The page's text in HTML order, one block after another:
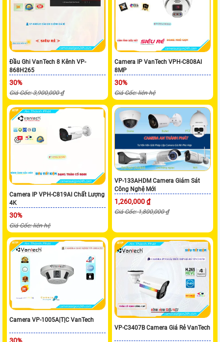
Đầu Ghi VanTech 8 Kênh VP-
868H265
30%
Giá Gốc: 3,900,000 ₫
Camera IP VanTech VPH-C808AI
8MP
30%
Giá Gốc: liên hệ
Camera IP VPH-C819AI Chất Lượng
4K
30%
Giá Gốc: liên hệ
VP-133AHDM Camera Giám Sát
Công Nghệ Mới
1,260,000 ₫
Giá Gốc: 1,800,000 ₫
Camera VP-1005A|T|C VanTech
VP-C3407B Camera Giá Rẻ VanTech